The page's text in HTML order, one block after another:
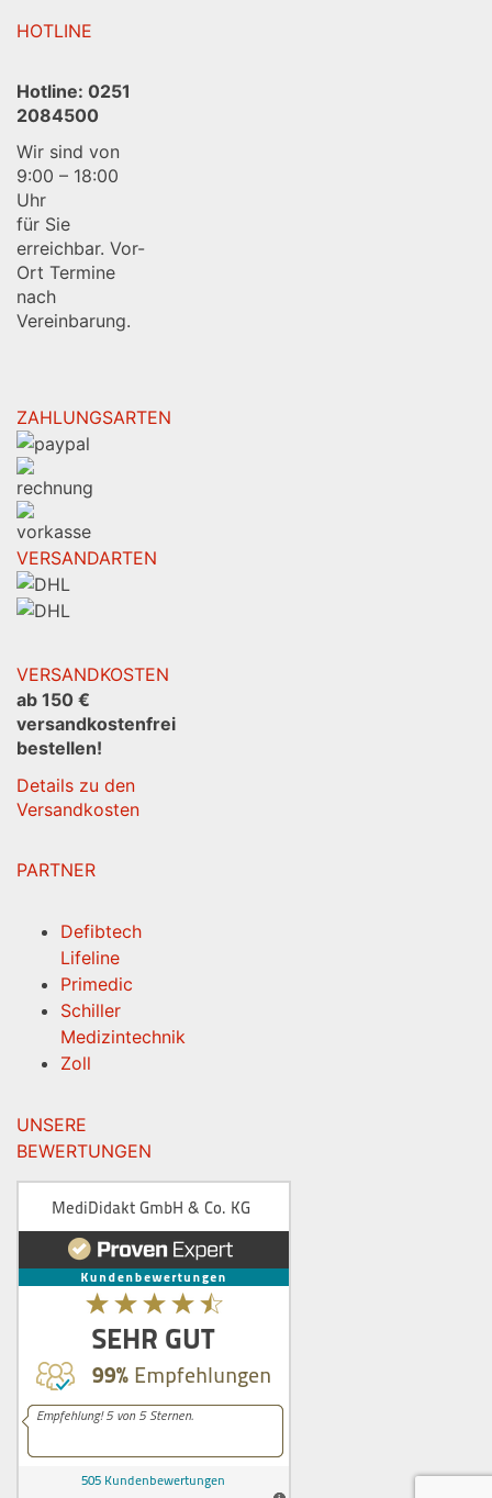
HOTLINE
Hotline: 0251
2084500
Wir sind von
9:00 – 18:00
Uhr
für Sie
erreichbar. Vor-
Ort Termine
nach
Vereinbarung.
ZAHLUNGSARTEN
VERSANDARTEN
VERSANDKOSTEN
ab 150 €
versandkostenfrei
bestellen!
Details zu den
Versandkosten
PARTNER
Defibtech
Lifeline
Primedic
Schiller
Medizintechnik
Zoll
UNSERE
BEWERTUNGEN